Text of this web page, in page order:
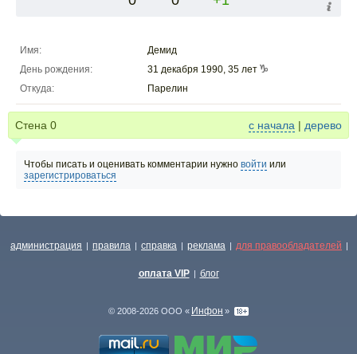
Имя:
Демид
День рождения:
31 декабря 1990, 35 лет
Откуда:
Парелин
Стена 0 с начала | дерево
Чтобы писать и оценивать комментарии нужно войти или
зарегистрироваться
администрация | правила | справка | реклама | для правообладателей |
оплата VIP | блог
© 2008-2026 ООО « Инфон »